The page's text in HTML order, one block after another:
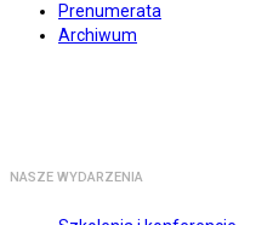
Prenumerata
Archiwum
NASZE WYDARZENIA